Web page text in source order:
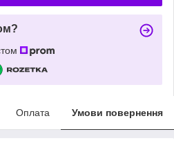
Оплата Умови повернення